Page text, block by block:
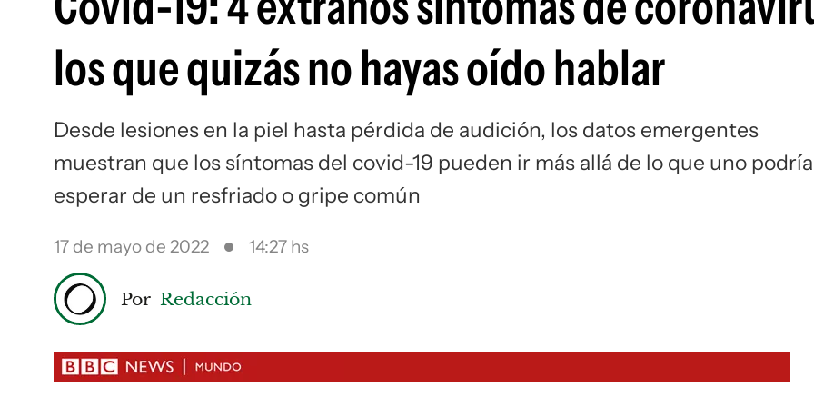
los que quizás no hayas oído hablar
Desde lesiones en la piel hasta pérdida de audición, los datos emergentes
muestran que los síntomas del covid-19 pueden ir más allá de lo que uno podría
esperar de un resfriado o gripe común
17 de mayo de 2022 14:27 hs
Por Redacción